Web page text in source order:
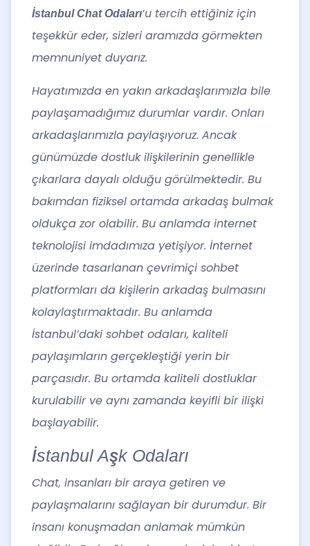
İstanbul ChatOdaları‘u tercih ettiğiniz için
teşekkür eder, sizleri aramızda görmekten
memnuniyet duyarız.
Hayatımızda en yakın arkadaşlarımızla bile
paylaşamadığımız durumlar vardır. Onları
arkadaşlarımızla paylaşıyoruz. Ancak
günümüzde dostluk ilişkilerinin genellikle
çıkarlara dayalı olduğu görülmektedir. Bu
bakımdan fiziksel ortamda arkadaş bulmak
oldukça zor olabilir. Bu anlamda internet
teknolojisi imdadımıza yetişiyor. İnternet
üzerinde tasarlanan çevrimiçi sohbet
platformları da kişilerin arkadaş bulmasını
kolaylaştırmaktadır. Bu anlamda
İstanbul’daki sohbet odaları, kaliteli
paylaşımların gerçekleştiği yerin bir
parçasıdır. Bu ortamda kaliteli dostluklar
kurulabilir ve aynı zamanda keyifli bir ilişki
başlayabilir.
İstanbul Aşk Odaları
Chat, insanları bir araya getiren ve
paylaşmalarını sağlayan bir durumdur. Bir
insanı konuşmadan anlamak mümkün